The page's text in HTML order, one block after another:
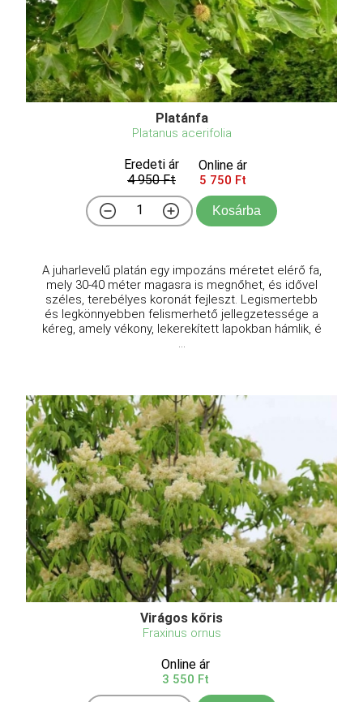
Platánfa
Platanus acerifolia
Eredeti ár
4 950 Ft
Online ár
5 750 Ft
Kosárba
A juharlevelű platán egy impozáns méretet elérő fa,
mely 30-40 méter magasra is megnőhet, és idővel
széles, terebélyes koronát fejleszt. Legismertebb
és legkönnyebben felismerhető jellegzetessége a
kéreg, amely vékony, lekerekített lapokban hámlik, é
...
Virágos kőris
Fraxinus ornus
Online ár
3 550 Ft